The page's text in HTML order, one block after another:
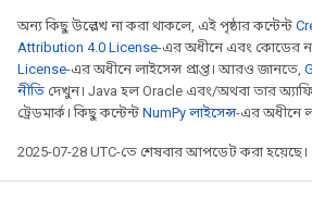
অন্য কিছু উল্লেখ না করা থাকলে, এই পৃষ্ঠার কন্টেন্ট
Attribution 4.0 License-এর অধীনে এবং কোডের
License-এর অধীনে লাইসেন্স প্রাপ্ত। আরও জানতে,
নীতি দেখুন। Java হল Oracle এবং/অথবা তার
ট্রেডমার্ক। কিছু কন্টেন্ট NumPy লাইসেন্স-এর অধীনে
2025-07-28 UTC-তে শেষবার আপডেট করা হয়েছে।